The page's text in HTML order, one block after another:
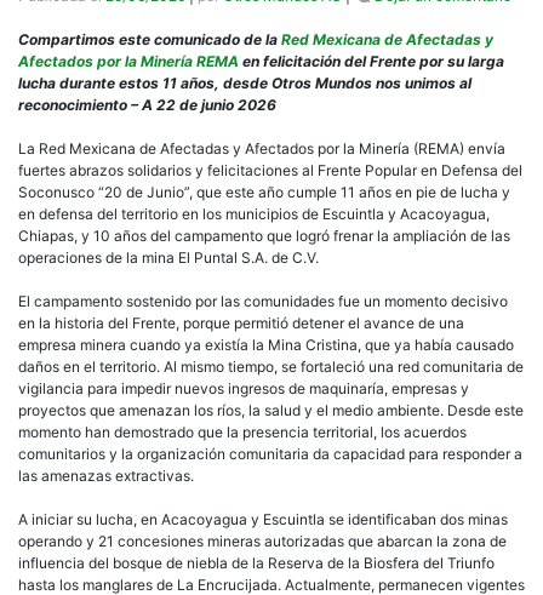
Compartimos este comunicado de la Red Mexicana de Afectadas y
Afectados por la Minería REMA en felicitación del Frente por su larga
lucha durante estos 11 años, desde Otros Mundos nos unimos al
reconocimiento – A 22 de junio 2026
La Red Mexicana de Afectadas y Afectados por la Minería (REMA) envía
fuertes abrazos solidarios y felicitaciones al Frente Popular en Defensa del
Soconusco “20 de Junio”, que este año cumple 11 años en pie de lucha y
en defensa del territorio en los municipios de Escuintla y Acacoyagua,
Chiapas, y 10 años del campamento que logró frenar la ampliación de las
operaciones de la mina El Puntal S.A. de C.V.
El campamento sostenido por las comunidades fue un momento decisivo
en la historia del Frente, porque permitió detener el avance de una
empresa minera cuando ya existía la Mina Cristina, que ya había causado
daños en el territorio. Al mismo tiempo, se fortaleció una red comunitaria de
vigilancia para impedir nuevos ingresos de maquinaría, empresas y
proyectos que amenazan los ríos, la salud y el medio ambiente. Desde este
momento han demostrado que la presencia territorial, los acuerdos
comunitarios y la organización comunitaria da capacidad para responder a
las amenazas extractivas.
A iniciar su lucha, en Acacoyagua y Escuintla se identificaban dos minas
operando y 21 concesiones mineras autorizadas que abarcan la zona de
influencia del bosque de niebla de la Reserva de la Biosfera del Triunfo
hasta los manglares de La Encrucijada. Actualmente, permanecen vigentes